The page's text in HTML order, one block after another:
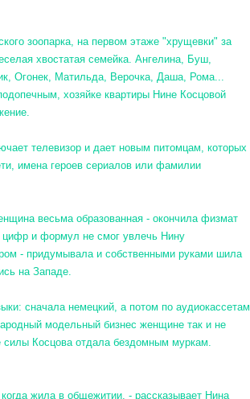
зоопарка, на первом этаже "хрущевки" за
хвостатая семейка. Ангелина, Буш,
Огонек, Матильда, Верочка, Даша, Рома...
хозяйке квартиры Нине Косцовой
телевизор и дает новым питомцам, которых
имена героев сериалов или фамилии
весьма образованная - окончила физмат
цифр и формул не смог увлечь Нину
- придумывала и собственными руками шила
на Западе.
сначала немецкий, а потом по аудиокассетам
модельный бизнес женщине так и не
силы Косцова отдала бездомным муркам.
жила в общежитии, - рассказывает Нина